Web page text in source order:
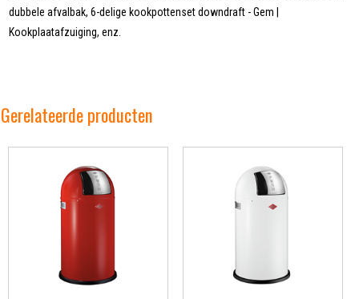
dubbele afvalbak, 6-delige kookpottenset downdraft - Gem |
Kookplaatafzuiging, enz.
Gerelateerde producten